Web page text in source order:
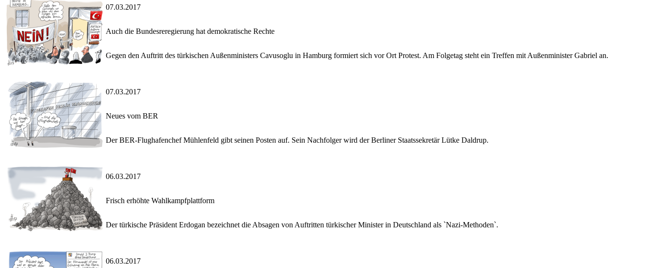
07.03.2017
Auch die Bundesreregierung hat demokratische Rechte
Gegen den Auftritt des türkischen Außenministers Cavusoglu in Hamburg formiert sich vor Ort Protest. Am Folgetag steht ein Treffen mit Außenminister Gabriel an.
07.03.2017
Neues vom BER
Der BER-Flughafenchef Mühlenfeld gibt seinen Posten auf. Sein Nachfolger wird der Berliner Staatssekretär Lütke Daldrup.
06.03.2017
Frisch erhöhte Wahlkampfplattform
Der türkische Präsident Erdogan bezeichnet die Absagen von Auftritten türkischer Minister in Deutschland als `Nazi-Methoden`.
06.03.2017